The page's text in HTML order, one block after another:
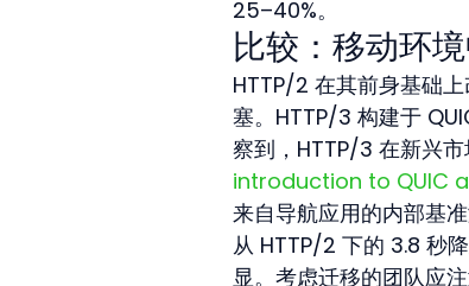
25–40%。
比较：移动环
HTTP/2 在其前身基础
塞。HTTP/3 构建于
察到，HTTP/3 在新兴
introduction to QUIC
来自导航应用的内部基
从 HTTP/2 下的 3.8 秒
显。考虑迁移的团队应